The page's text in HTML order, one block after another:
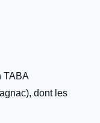
TABA
dont les